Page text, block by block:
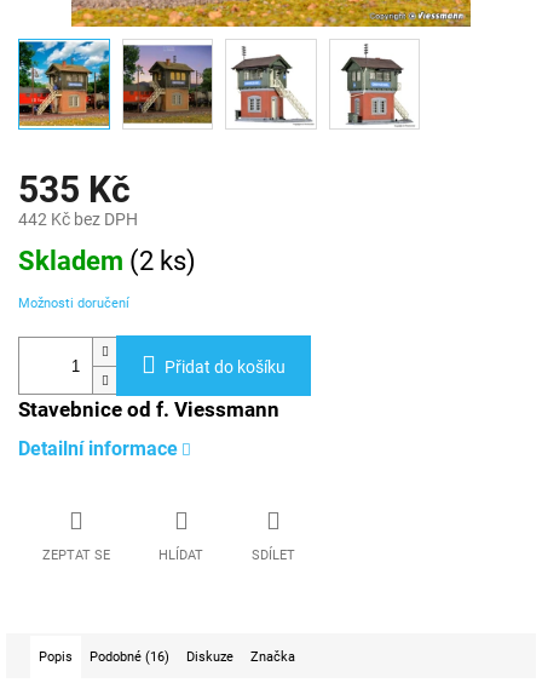
535 Kč
442 Kč bez DPH
Měrná
cena:
Skladem (2 ks)
Možnosti doručení
Přidat do košíku
Stavebnice od f. Viessmann
Detailní informace
ZEPTAT SE HLÍDAT SDÍLET
Popis Podobné (16) Diskuze Značka